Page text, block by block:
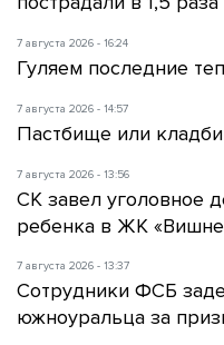
7 августа 2026 - 16:24
Гуляем последние
7 августа 2026 - 14:57
Пастбище или
7 августа 2026 - 13:56
СК завел уголовное
ребенка в ЖК
7 августа 2026 - 13:37
Сотрудники ФСБ
южноуральца за